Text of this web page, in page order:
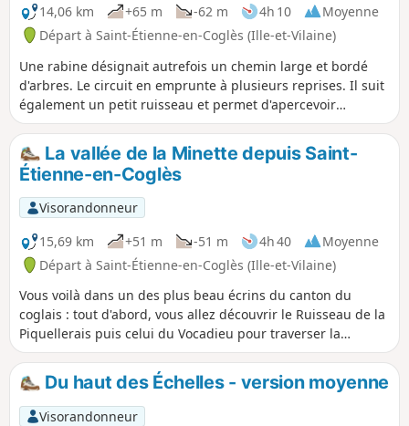
14,06 km
+65 m -62 m 4h 10
Moyenne
Départ à Saint-Étienne-en-Coglès (Ille-et-Vilaine)
Une rabine désignait autrefois un chemin large et bordé
d'arbres. Le circuit en emprunte à plusieurs reprises. Il suit
également un petit ruisseau et permet d'apercevoir
plusieurs châteaux car il emprunte des sentiers communs à
une autre randonnée décrite sur le site au départ de Saint-
Brice-en-Coglès.
La vallée de la Minette depuis Saint-
Étienne-en-Coglès
Visorandonneur
15,69 km
+51 m -51 m 4h 40
Moyenne
Départ à Saint-Étienne-en-Coglès (Ille-et-Vilaine)
Vous voilà dans un des plus beau écrins du canton du
coglais : tout d'abord, vous allez découvrir le Ruisseau de la
Piquellerais puis celui du Vocadieu pour traverser la
magnifique vallée de la Minette, cette petite rivière de
25 km de long, affluent du Couesnon, alimentée par une
multitude de ruisseaux : Piquellerais et Vocadieu, mais
également Frénouse, l'Aunay, le Couard, etc.
Du haut des Échelles - version moyenne
Visorandonneur